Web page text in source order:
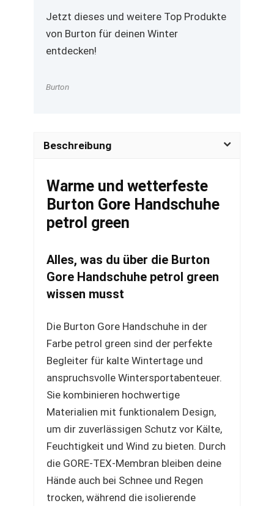
Jetzt dieses und weitere Top Produkte
von Burton für deinen Winter
entdecken!
Burton
Beschreibung
Warme und wetterfeste
Burton Gore Handschuhe
petrol green
Alles, was du über die Burton
Gore Handschuhe petrol green
wissen musst
Die Burton Gore Handschuhe in der
Farbe petrol green sind der perfekte
Begleiter für kalte Wintertage und
anspruchsvolle Wintersportabenteuer.
Sie kombinieren hochwertige
Materialien mit funktionalem Design,
um dir zuverlässigen Schutz vor Kälte,
Feuchtigkeit und Wind zu bieten. Durch
die GORE-TEX-Membran bleiben deine
Hände auch bei Schnee und Regen
trocken, während die isolierende